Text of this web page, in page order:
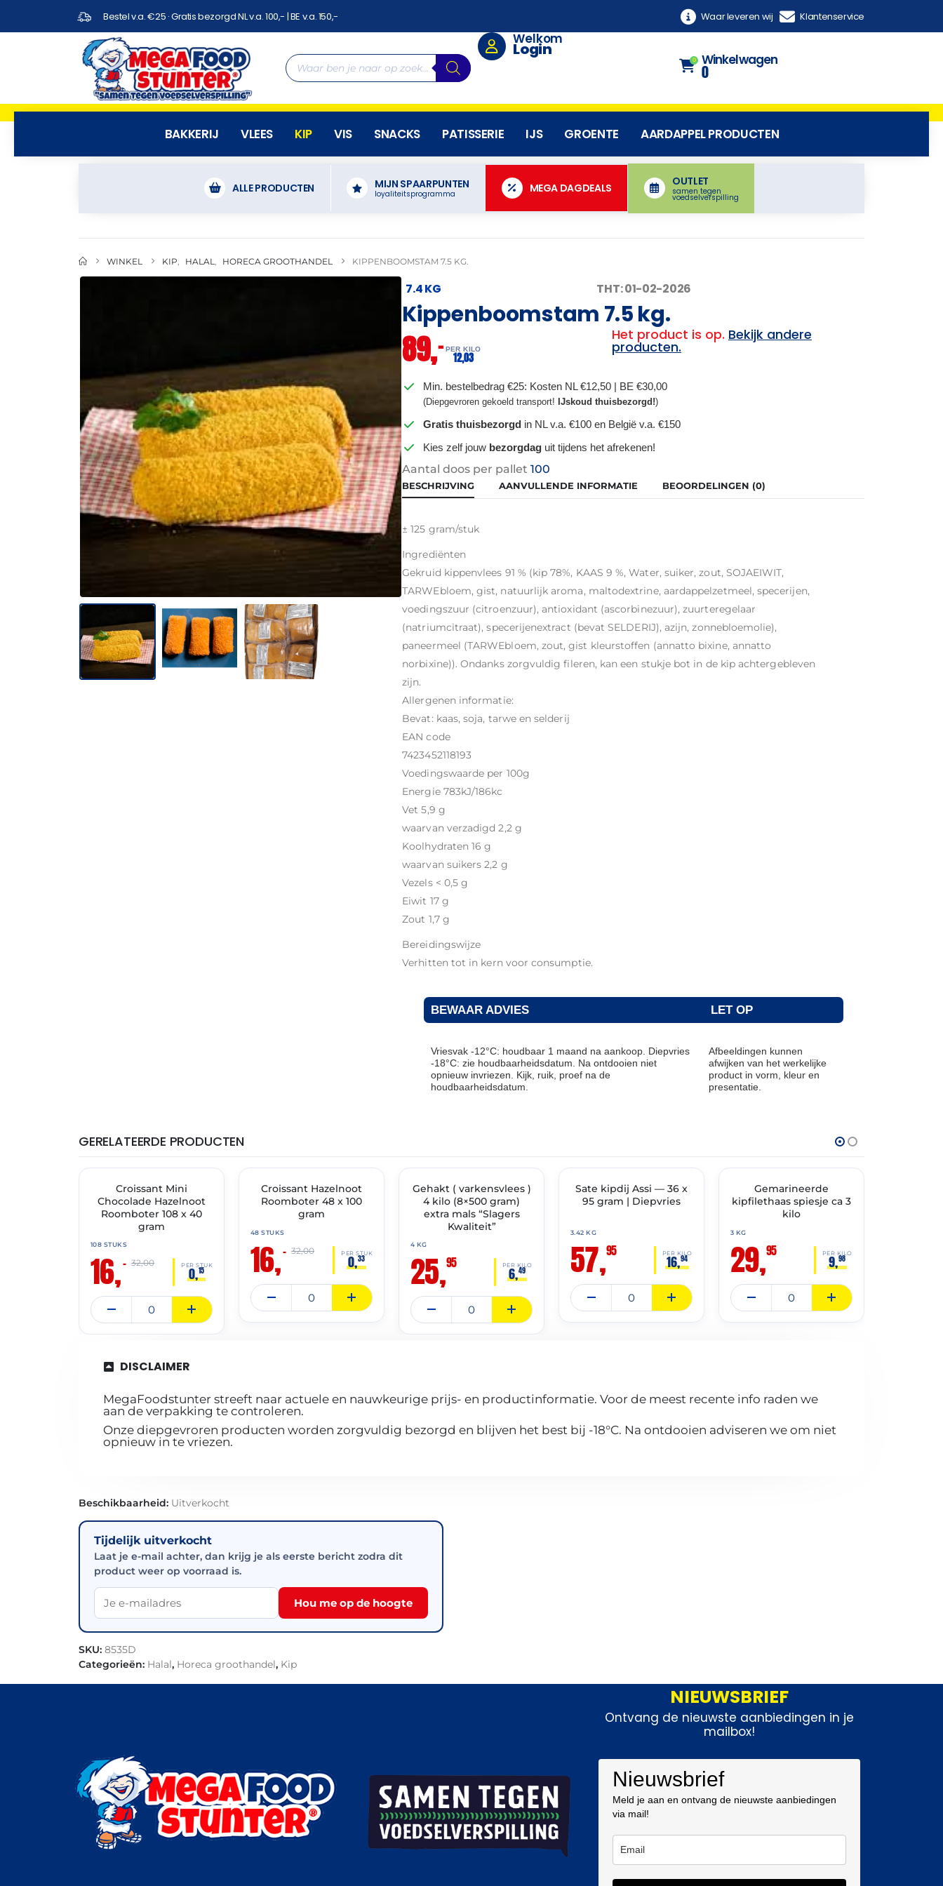
Bestel v.a. €25 · Gratis bezorgd NL v.a. 100,- | BE v.a. 150,- Waar leveren wij Klantenservice
Welkom
Login
0 Winkelwagen
0
BAKKERIJ VLEES KIP VIS SNACKS PATISSERIE IJS GROENTE AARDAPPEL PRODUCTEN
ALLE PRODUCTEN MIJN SPAARPUNTEN
loyaliteitsprogramma MEGA DAGDEALS
OUTLET
samen tegen
voedselverspilling
WINKEL KIP HALAL HORECA GROOTHANDEL KIPPENBOOMSTAM 7.5 KG.
7.4 KG THT: 01-02-2026
Kippenboomstam 7.5 kg.
89,– PER KILO
12,03
Het product is op. Bekijk andere
producten.
Min. bestelbedrag €25: Kosten NL €12,50 | BE €30,00
(Diepgevroren gekoeld transport!IJskoud thuisbezorgd!)
Gratis thuisbezorgd in NL v.a. €100 en België v.a. €150
Kies zelf jouw bezorgdag uit tijdens het afrekenen!
Aantal doos per pallet100
BESCHRIJVING AANVULLENDE INFORMATIE BEOORDELINGEN (0)
± 125 gram/stuk
Ingrediënten
Gekruid kippenvlees 91 % (kip 78%, KAAS 9 %, Water, suiker, zout, SOJAEIWIT,
TARWEbloem, gist, natuurlijk aroma, maltodextrine, aardappelzetmeel, specerijen,
voedingszuur (citroenzuur), antioxidant (ascorbinezuur), zuurteregelaar
(natriumcitraat), specerijenextract (bevat SELDERIJ), azijn, zonnebloemolie),
paneermeel (TARWEbloem, zout, gist kleurstoffen (annatto bixine, annatto
norbixine)). Ondanks zorgvuldig fileren, kan een stukje bot in de kip achtergebleven
zijn.
Allergenen informatie:
Bevat: kaas, soja, tarwe en selderij
EAN code
7423452118193
Voedingswaarde per 100g
Energie 783kJ/186kc
Vet 5,9 g
waarvan verzadigd 2,2 g
Koolhydraten 16 g
waarvan suikers 2,2 g
Vezels < 0,5 g
Eiwit 17 g
Zout 1,7 g
Bereidingswijze
Verhitten tot in kern voor consumptie.
BEWAAR ADVIES LET OP
Vriesvak -12°C: houdbaar 1 maand na aankoop. Diepvries
-18°C: zie houdbaarheidsdatum. Na ontdooien niet
opnieuw invriezen. Kijk, ruik, proef na de
houdbaarheidsdatum.
Afbeeldingen kunnen
afwijken van het werkelijke
product in vorm, kleur en
presentatie.
GERELATEERDE PRODUCTEN
🔥 OP=OPCroissant Mini
Chocolade Hazelnoot
Roomboter 108 x 40
gram
108 STUKS
16,– PER STUK
0,15
32,00
🔥 OP=OP
Croissant Hazelnoot
Roomboter 48 x 100
gram
48 STUKS
16,– PER STUK
0,33
32,00
✓ VAST ASSORTIMENT
Gehakt ( varkensvlees )
4 kilo (8×500 gram)
extra mals “Slagers
Kwaliteit”
4 KG
25,95 PER KILO
6,49
✓ VAST ASSORTIMENT
Sate kipdij Assi — 36 x
95 gram | Diepvries
3.42 KG
57,95 PER KILO
16,94
🔥 OP=OPGemarineerde
kipfilethaas spiesje ca 3
kilo
3 KG
29,95 PER KILO
9,98
DISCLAIMER
MegaFoodstunter streeft naar actuele en nauwkeurige prijs- en productinformatie. Voor de meest recente info raden we
aan de verpakking te controleren.
Onze diepgevroren producten worden zorgvuldig bezorgd en blijven het best bij -18°C. Na ontdooien adviseren we om niet
opnieuw in te vriezen.
Beschikbaarheid: Uitverkocht
Tijdelijk uitverkocht
Laat je e-mail achter, dan krijg je als eerste bericht zodra dit
product weer op voorraad is.
Hou me op de hoogte
SKU: 8535D
Categorieën: Halal, Horeca groothandel, Kip
NIEUWSBRIEF
Ontvang de nieuwste aanbiedingen in je
mailbox!
Nieuwsbrief
Meld je aan en ontvang de nieuwste aanbiedingen
via mail!